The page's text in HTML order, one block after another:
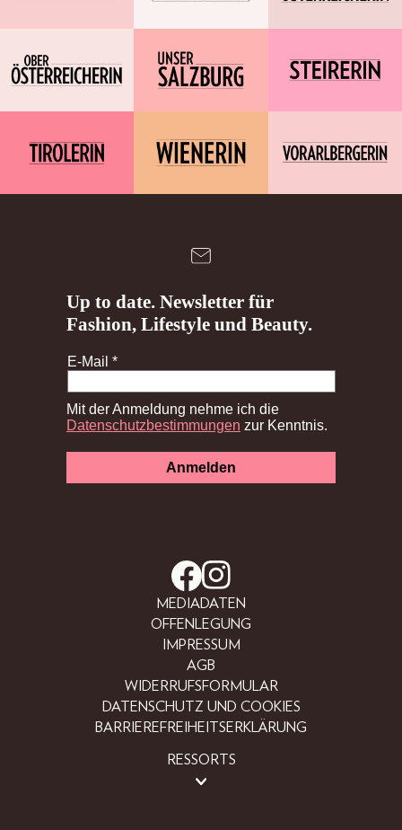
MEDIADATEN
OFFENLEGUNG
IMPRESSUM
AGB
WIDERRUFSFORMULAR
DATENSCHUTZ UND COOKIES
BARRIEREFREIHEITSERKLÄRUNG
RESSORTS